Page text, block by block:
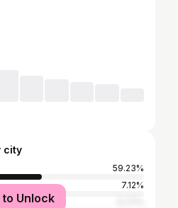
city
59.23%
7.12%
Unlock